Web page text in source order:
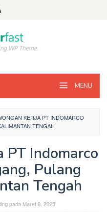
MENU
KERJA PT INDOMARCO
TENGAH
PT Indomarco
Pulang
Tengah
pada Maret 8, 2025